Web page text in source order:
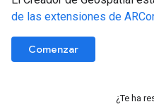
de las extensiones de
Comenzar
¿Te ha